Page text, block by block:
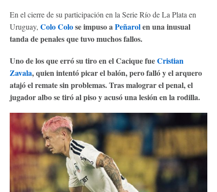
En el cierre de su participación en la Serie Río de La Plata en
Uruguay, Colo Colose impuso aPeñarolen una inusual
tanda de penales que tuvo muchos fallos.
Uno de los que erró su tiro en el Cacique fueCristian
Zavala, quien intentó picar el balón, pero falló y el arquero
atajó el remate sin problemas. Tras malograr el penal, el
jugador albo se tiró al piso y acusó una lesión en la rodilla.